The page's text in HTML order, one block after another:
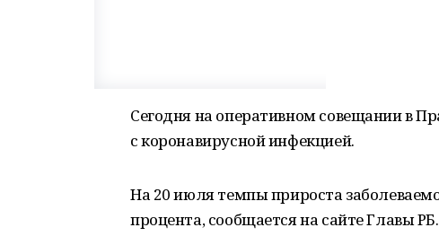
Сегодня на оперативном совещании в
с коронавирусной инфекцией.
На 20 июля темпы прироста
процента, сообщается на сайте Главы РБ.